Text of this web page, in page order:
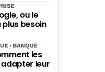
ou le
plus besoin
les
leur
BANQUE